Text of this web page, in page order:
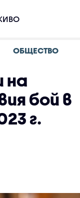
ОБЩЕСТВО
на
бой в
г.